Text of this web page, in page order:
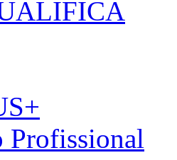
Profissional